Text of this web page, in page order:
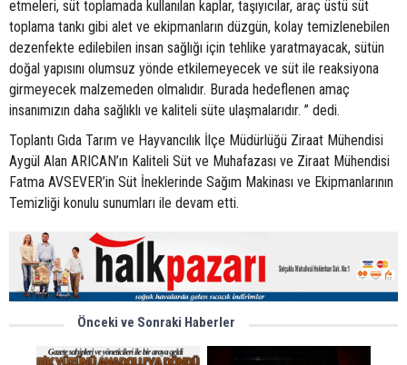
etmeleri, süt toplamada kullanılan kaplar, taşıyıcılar, araç üstü süt
toplama tankı gibi alet ve ekipmanların düzgün, kolay temizlenebilen
dezenfekte edilebilen insan sağlığı için tehlike yaratmayacak, sütün
doğal yapısını olumsuz yönde etkilemeyecek ve süt ile reaksiyona
girmeyecek malzemeden olmalıdır. Burada hedeflenen amaç
insanımızın daha sağlıklı ve kaliteli süte ulaşmalarıdır. ” dedi.
Toplantı Gıda Tarım ve Hayvancılık İlçe Müdürlüğü Ziraat Mühendisi
Aygül Alan ARICAN’ın Kaliteli Süt ve Muhafazası ve Ziraat Mühendisi
Fatma AVSEVER’in Süt İneklerinde Sağım Makinası ve Ekipmanlarının
Temizliği konulu sunumları ile devam etti.
Önceki ve Sonraki Haberler